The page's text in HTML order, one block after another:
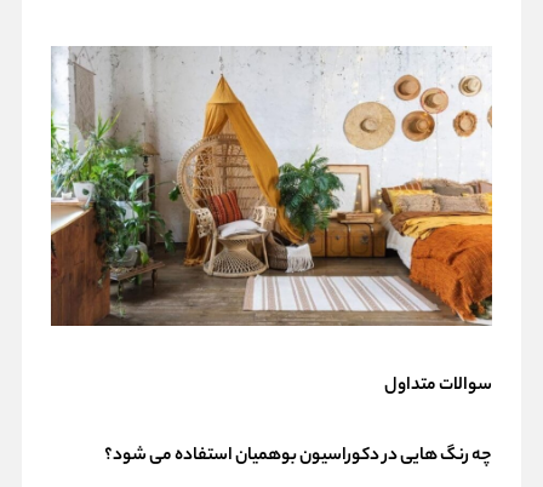
سوالات متداول
چه رنگ‌ هایی در دکوراسیون بوهمیان استفاده می‌ شود؟